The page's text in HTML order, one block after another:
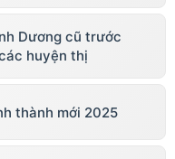
Dương cũ trước
huyện thị
thành mới 2025